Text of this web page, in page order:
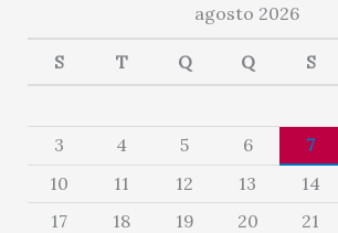
agosto 2026
S T Q Q S
3
4 5 6 7
10
11 12 13 14
17
18 19 20 21